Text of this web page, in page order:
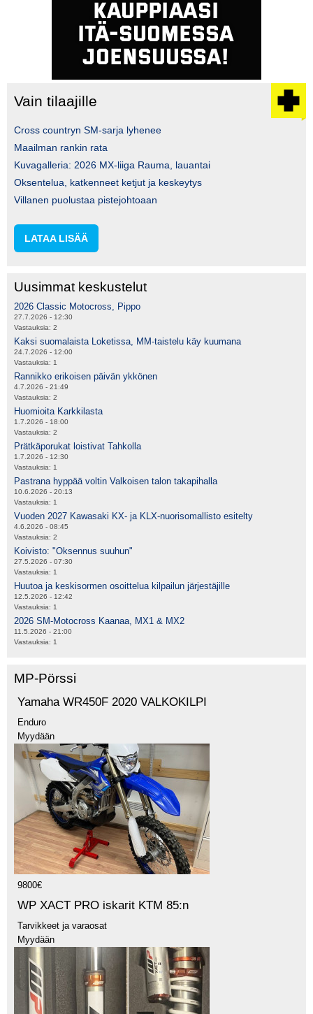
Vain tilaajille
Cross countryn SM-sarja lyhenee
Maailman rankin rata
Kuvagalleria: 2026 MX-liiga Rauma, lauantai
Oksentelua, katkenneet ketjut ja keskeytys
Villanen puolustaa pistejohtoaan
LATAA LISÄÄ
Uusimmat keskustelut
2026 Classic Motocross, Pippo
27.7.2026 - 12:30
Vastauksia: 2
Kaksi suomalaista Loketissa, MM-taistelu käy kuumana
24.7.2026 - 12:00
Vastauksia: 1
Rannikko erikoisen päivän ykkönen
4.7.2026 - 21:49
Vastauksia: 2
Huomioita Karkkilasta
1.7.2026 - 18:00
Vastauksia: 2
Prätkäporukat loistivat Tahkolla
1.7.2026 - 12:30
Vastauksia: 1
Pastrana hyppää voltin Valkoisen talon takapihalla
10.6.2026 - 20:13
Vastauksia: 1
Vuoden 2027 Kawasaki KX- ja KLX-nuorisomallisto esitelty
4.6.2026 - 08:45
Vastauksia: 2
Koivisto: "Oksennus suuhun"
27.5.2026 - 07:30
Vastauksia: 1
Huutoa ja keskisormen osoittelua kilpailun järjestäjille
12.5.2026 - 12:42
Vastauksia: 1
2026 SM-Motocross Kaanaa, MX1 & MX2
11.5.2026 - 21:00
Vastauksia: 1
MP-Pörssi
Yamaha WR450F 2020 VALKOKILPI
Enduro
Myydään
9800€
WP XACT PRO iskarit KTM 85:n
Tarvikkeet ja varaosat
Myydään